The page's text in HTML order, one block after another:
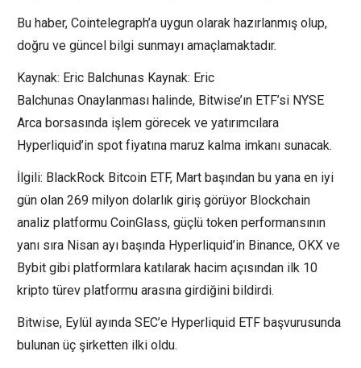
Bu haber, Cointelegraph’a uygun olarak hazırlanmış olup,
doğru ve güncel bilgi sunmayı amaçlamaktadır.
Kaynak: Eric Balchunas Kaynak: Eric
Balchunas Onaylanması halinde, Bitwise’ın ETF’si NYSE
Arca borsasında işlem görecek ve yatırımcılara
Hyperliquid’in spot fiyatına maruz kalma imkanı sunacak.
İlgili: BlackRock Bitcoin ETF, Mart başından bu yana en iyi
gün olan 269 milyon dolarlık giriş görüyor Blockchain
analiz platformu CoinGlass, güçlü token performansının
yanı sıra Nisan ayı başında Hyperliquid’in Binance, OKX ve
Bybit gibi platformlara katılarak hacim açısından ilk 10
kripto türev platformu arasına girdiğini bildirdi.
Bitwise, Eylül ayında SEC’e Hyperliquid ETF başvurusunda
bulunan üç şirketten ilki oldu.